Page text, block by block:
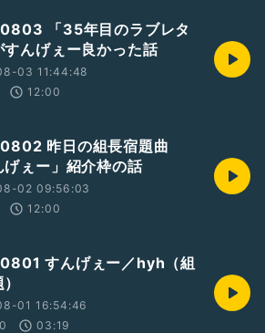
「35年目のラブレタ
すんげぇー良かった話
03 11:44:48
12:00
昨日の組長宿題曲
げぇー」紹介枠の話
02 09:56:03
12:00
すんげぇー／hyh（組
01 16:54:46
03:19